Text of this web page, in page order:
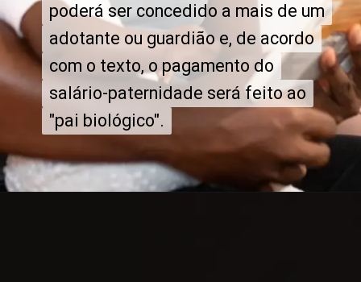
poderá ser concedido a mais de um
adotante ou guardião e, de acordo
com o texto, o pagamento do
salário-paternidade será feito ao
"pai biológico".
poderá ser concedido a mais de um
adotante ou guardião e, de acordo
com o texto, o pagamento do
salário-paternidade será feito ao
"pai biológico".